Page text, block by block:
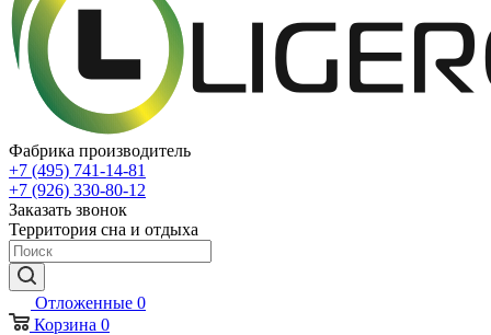
Фабрика производитель
+7 (495) 741-14-81
+7 (926) 330-80-12
Заказать звонок
Территория сна и отдыха
Отложенные 0
Корзина 0